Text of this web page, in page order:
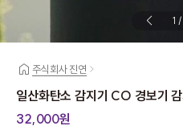
1
주식회사 진연
일산화탄소 감지기 CO 경보기
32,000원